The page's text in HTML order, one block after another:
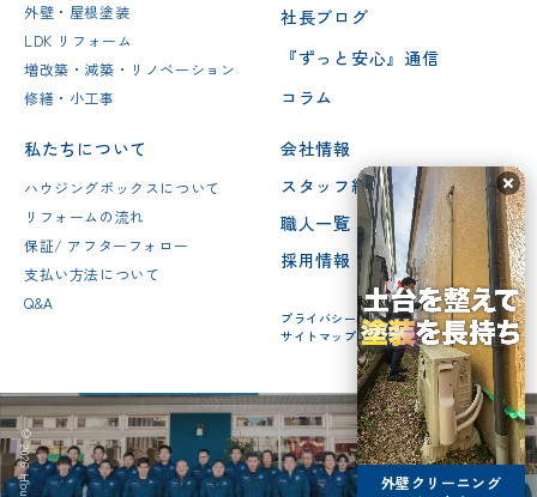
外壁・屋根塗装
LDK リフォーム
増改築・減築・リノベーション
修繕・小工事
社長ブログ
『ずっと安心』通信
コラム
私たちについて
ハウジングボックスについて
リフォームの流れ
保証/ アフターフォロー
支払い方法について
Q&A
会社情報
スタッフ紹介
職人一覧
採用情報
プライバシーポリシー
サイトマップ
外壁クリーニング